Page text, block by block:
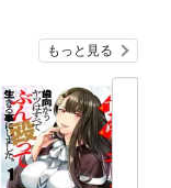
もっと見る